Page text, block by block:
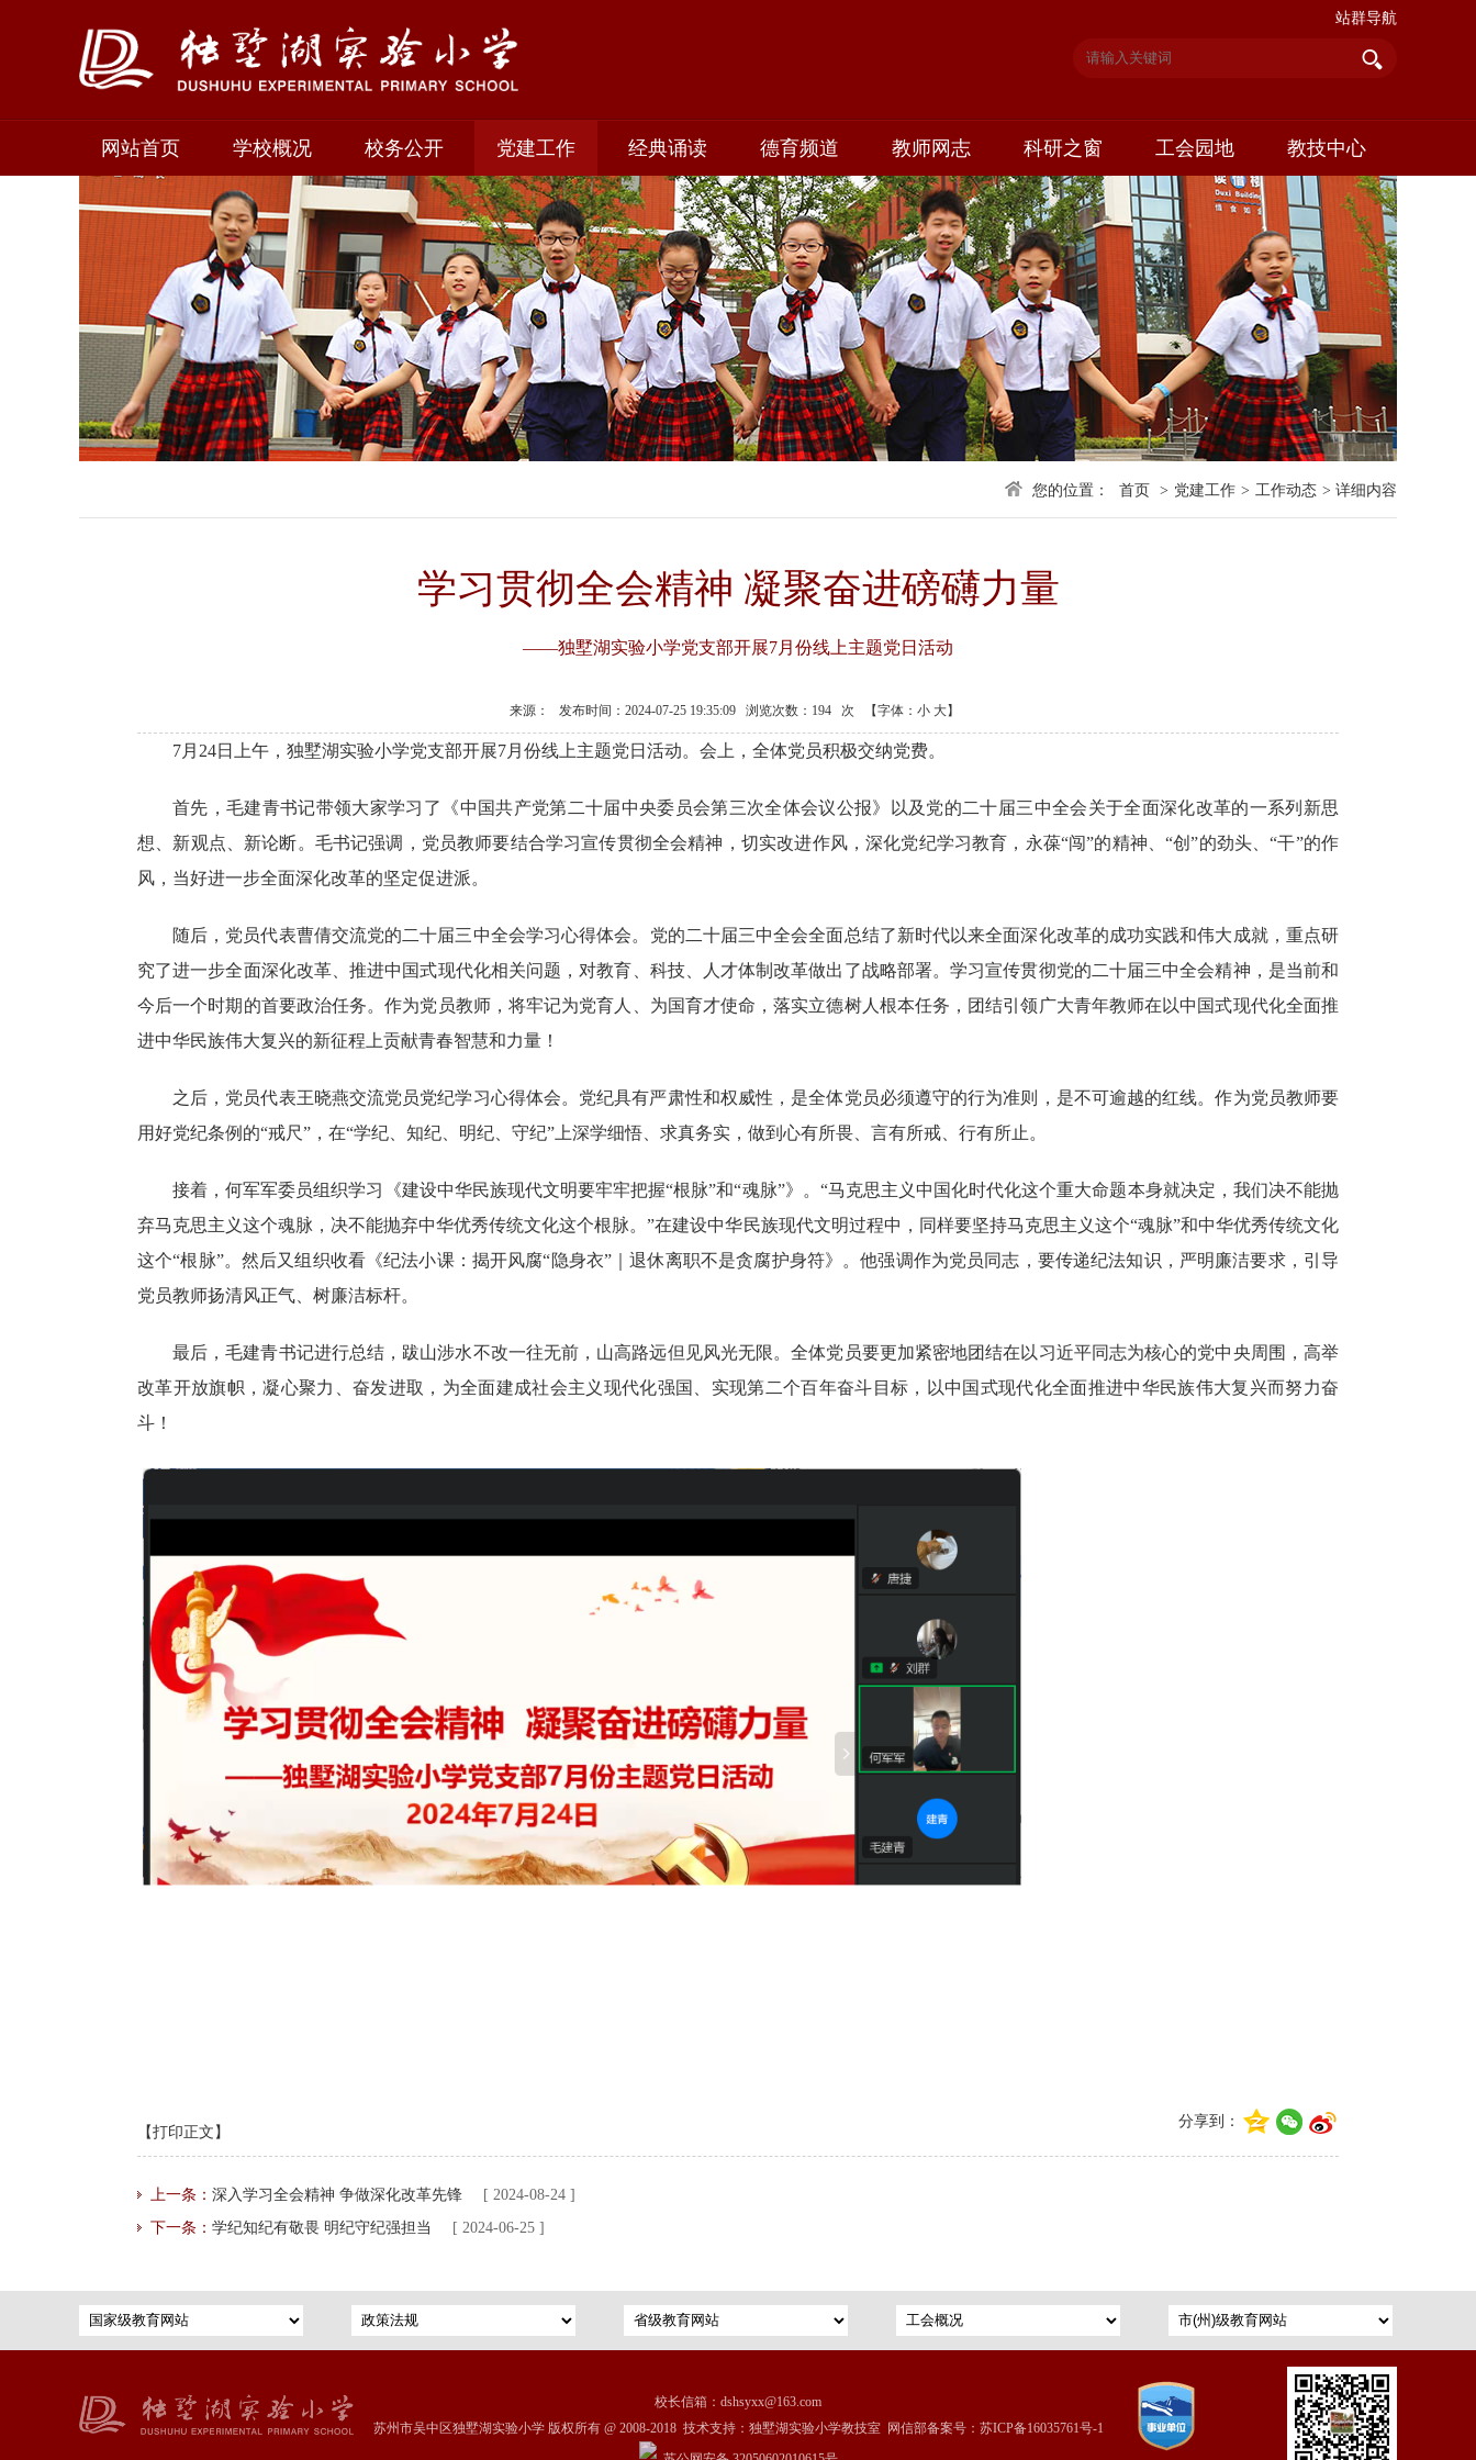
站群导航
网站首页 学校概况 校务公开 党建工作 经典诵读 德育频道 教师网志 科研之窗 工会园地 教技中心
您的位置： 首页 > 党建工作 > 工作动态 > 详细内容
学习贯彻全会精神 凝聚奋进磅礴力量
——独墅湖实验小学党支部开展7月份线上主题党日活动
来源： 发布时间：2024-07-25 19:35:09 浏览次数： 194 次 【字体： 小 大】
7月 24日 上午，独墅湖实验小学党支部开展7月份线上主题党日活动。 会上，全体党员积极交纳党费。
首先，毛建青书记带领大家学习了《中国共产党第二十届中央委员会第三次全体会议公报》以及 党的二十届三中全会关于全面深化改革的一系列新思
想、新观点、新论断。 毛书记强调，党员教师要结合学习宣传贯彻全会精神，切实改进作风，深化党纪学习教育， 永葆“闯”的精神、“创”的劲头、“干”的作
风，当好进一步全面深化改革的坚定促进派。
随后， 党员代表曹倩交流党的二十届三中全会学习心得体会。 党的二十届三中全会全面总结了新时代以来全面深化改革的成功实践和伟大成就，重点研
究了进一步全面深化改革、推进中国式现代化相关问题，对教育、科技、人才体制改革做出了战略部署。学习宣传贯彻党的二十届三中全会精神，是当前和
今后一个时期的首要政治任务。作为党员教师，将牢记为党育人、为国育才使命，落实立德树人根本任务，团结引领广大青年教师在以中国式现代化全面推
进中华民族伟大复兴的新征程上贡献青春智慧和力量！
之后，党员代表王晓燕交流党员党纪学习心得体会。 党纪具有严肃性和权威性，是全体党员必须遵守的行为准则，是不可逾越的红线。作为党员教师要
用好党纪条例的“戒尺”，在“学纪、知纪、明纪、守纪”上深学细悟、求真务实，做到心有所畏、言有所戒、行有所止。
接着，何军军委员组织学习《建设中华民族现代文明要牢牢把握“根脉”和“魂脉”》。 “马克思主义中国化时代化这个重大命题本身就决定，我们决不能抛
弃马克思主义这个魂脉，决不能抛弃中华优秀传统文化这个根脉。”在建设中华民族现代文明过程中，同样要坚持马克思主义这个“魂脉”和中华优秀传统文化
这个“根脉”。然后又组织收看《纪法小课：揭开风腐“隐身衣”｜退休离职不是贪腐护身符》 。他强调作为党员同志，要传递纪法知识，严明廉洁要求，引导
党员教师扬清风正气、树廉洁标杆。
最后，毛建青书记进行总结，跋山涉水不改一往无前，山高路远但见风光无限。全体党员要更加紧密地团结在以习近平同志为核心的党中央周围，高举
改革开放旗帜，凝心聚力、奋发进取，为全面建成社会主义现代化强国、实现第二个百年奋斗目标，以中国式现代化全面推进中华民族伟大复兴而努力奋
斗！
分享到：
【打印正文】
上一条： 深入学习全会精神 争做深化改革先锋
[ 2024-08-24 ]
下一条： 学纪知纪有敬畏 明纪守纪强担当 [ 2024-06-25 ]
校长信箱：dshsyxx@163.com
苏州市吴中区独墅湖实验小学 版权所有 @ 2008-2018 技术支持：独墅湖实验小学教技室 网信部备案号： 苏ICP备16035761号-1